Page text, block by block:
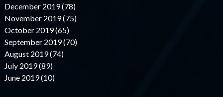
December 2019 (78)
November 2019 (75)
October 2019 (65)
September 2019 (70)
August 2019 (74)
July 2019 (89)
June 2019 (10)